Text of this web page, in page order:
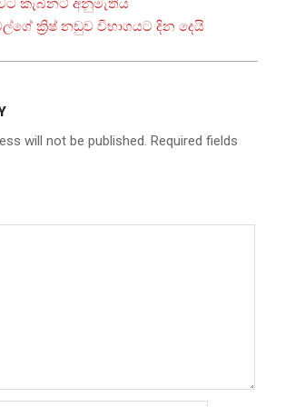
කැබිනට් අනුමැතිය
ක්‍රිෂ් නඩුව විභාගයට දින දෙයි
will not be published. Required fields